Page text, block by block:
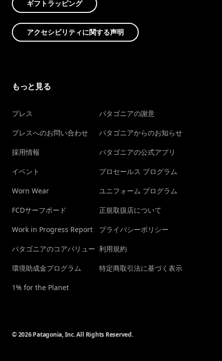
ギフトラッピング
アクセシビリティに関する声明
もっと見る
プレス
プレスへのお問い合わせ
採用情報
イベント
Worn Wear
FCDサーフボード
Work in Progress Report
パタゴニアのコアバリュー
環境助成金プログラム
1% for the Planet
パタゴニアの謝意
パタゴニアからのお知らせ
パタゴニアの公式アプリ
プロセールス プログラム
ユニフォーム プログラム
正規取扱店について
プライバシーポリシー
利用規約
特定商取引法に基づく表示
© 2026 Patagonia, Inc. All Rights Reserved.